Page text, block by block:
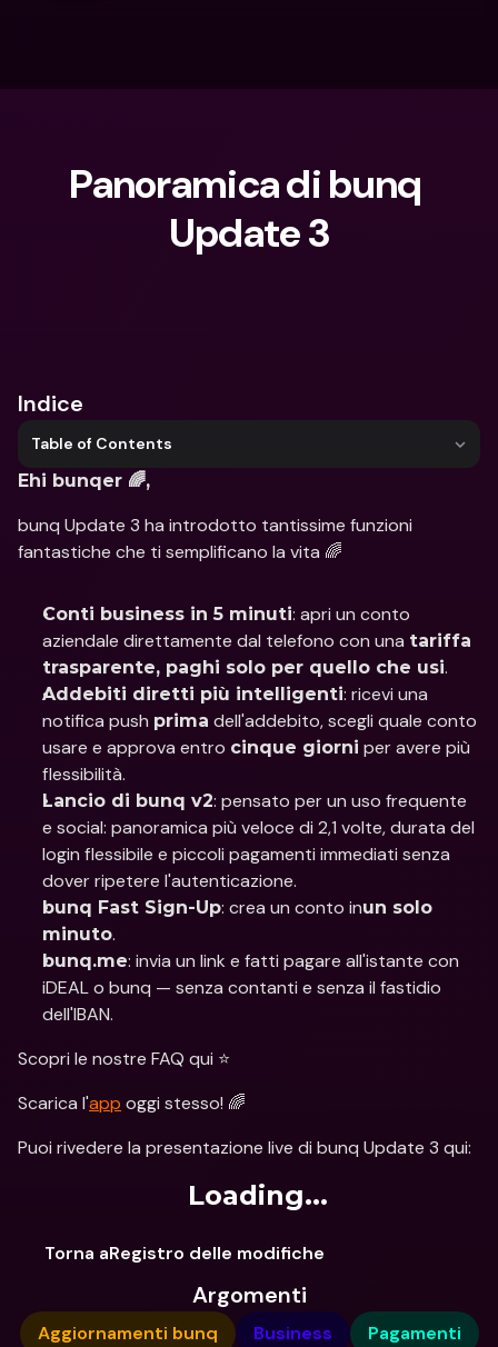
Panoramica di bunq
Update 3
Indice
Table of Contents
Ehi bunqer 🌈,
bunq Update 3 ha introdotto tantissime funzioni
fantastiche che ti semplificano la vita 🌈
Conti business in 5 minuti: apri un conto
aziendale direttamente dal telefono con una tariffa
trasparente, paghi solo per quello che usi.
Addebiti diretti più intelligenti: ricevi una
notifica push prima dell'addebito, scegli quale conto
usare e approva entro cinque giorni per avere più
flessibilità.
Lancio di bunq v2: pensato per un uso frequente
e social: panoramica più veloce di 2,1 volte, durata del
login flessibile e piccoli pagamenti immediati senza
dover ripetere l'autenticazione.
bunq Fast Sign-Up: crea un conto inun solo
minuto.
bunq.me: invia un link e fatti pagare all'istante con
iDEAL o bunq — senza contanti e senza il fastidio
dell'IBAN.
Scopri le nostre FAQ qui ⭐️
Scarica l'app oggi stesso! 🌈
Puoi rivedere la presentazione live di bunq Update 3 qui:
Loading...
Torna aRegistro delle modifiche
Argomenti
Aggiornamenti bunq Business Pagamenti